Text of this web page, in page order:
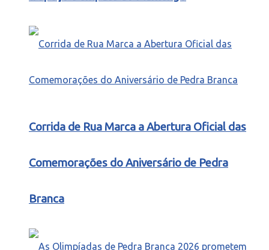
Corrida de Rua Marca a Abertura Oficial das
Comemorações do Aniversário de Pedra
Branca